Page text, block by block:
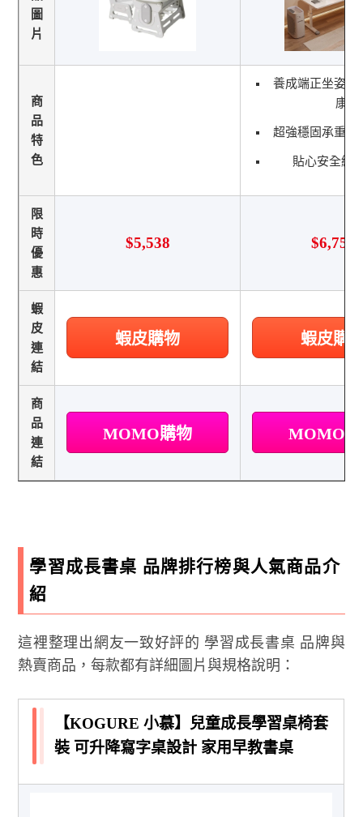
圖
片
商
品
特
色
養成端正坐姿
康
超強穩固承重
貼心安全細
限
時
優
惠
$5,538 $6,750
蝦
皮
連
結
蝦皮購物 蝦皮購
商
品
連
結
MOMO購物 MOMO
學習成長書桌 品牌排行榜與人氣商品介
紹
這裡整理出網友一致好評的 學習成長書桌 品牌與
熱賣商品，每款都有詳細圖片與規格說明：
【KOGURE 小慕】兒童成長學習桌椅套
裝 可升降寫字桌設計 家用早教書桌